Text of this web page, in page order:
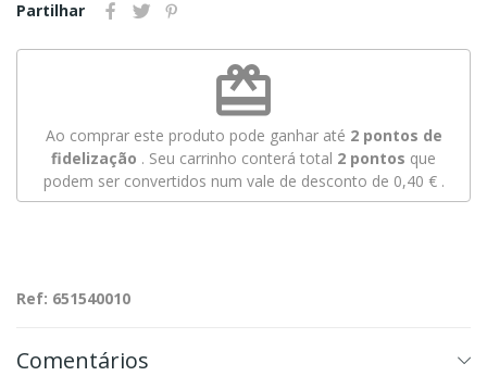
Partilhar
redeem
Ao comprar este produto pode ganhar até 2pontos de
fidelização . Seu carrinho conterá total 2 pontos que
podem ser convertidos num vale de desconto de 0,40 €.
Ref: 651540010
Comentários